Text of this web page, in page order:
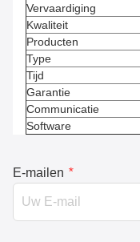
Vervaardiging
Kwaliteit
Producten
Type
Tijd
Garantie
Communicatie
Software
E-mailen *